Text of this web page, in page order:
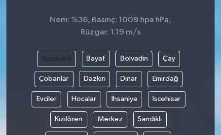
Nem: %36, Basınç: 1009 hpa hPa,
Rüzgar: 1.19 m/s
Başmakçı Bayat Bolvadin Çay
Çobanlar Dazkırı Dinar Emirdağ
Evciler Hocalar İhsaniye İscehisar
Kızılören Merkez Sandıklı